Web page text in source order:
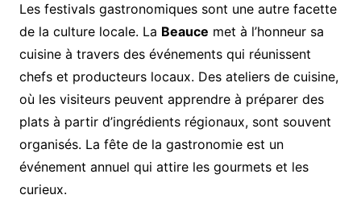
Les festivals gastronomiques sont une autre facette
de la culture locale. La Beauce met à l’honneur sa
cuisine à travers des événements qui réunissent
chefs et producteurs locaux. Des ateliers de cuisine,
où les visiteurs peuvent apprendre à préparer des
plats à partir d’ingrédients régionaux, sont souvent
organisés. La fête de la gastronomie est un
événement annuel qui attire les gourmets et les
curieux.